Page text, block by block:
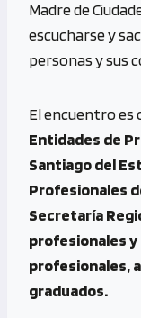
Madre de
escucharse y
personas y sus
El encuentro es
Entidades de
Santiago del
Profesionales
Secretaría
profesionales
profesionales,
graduados.